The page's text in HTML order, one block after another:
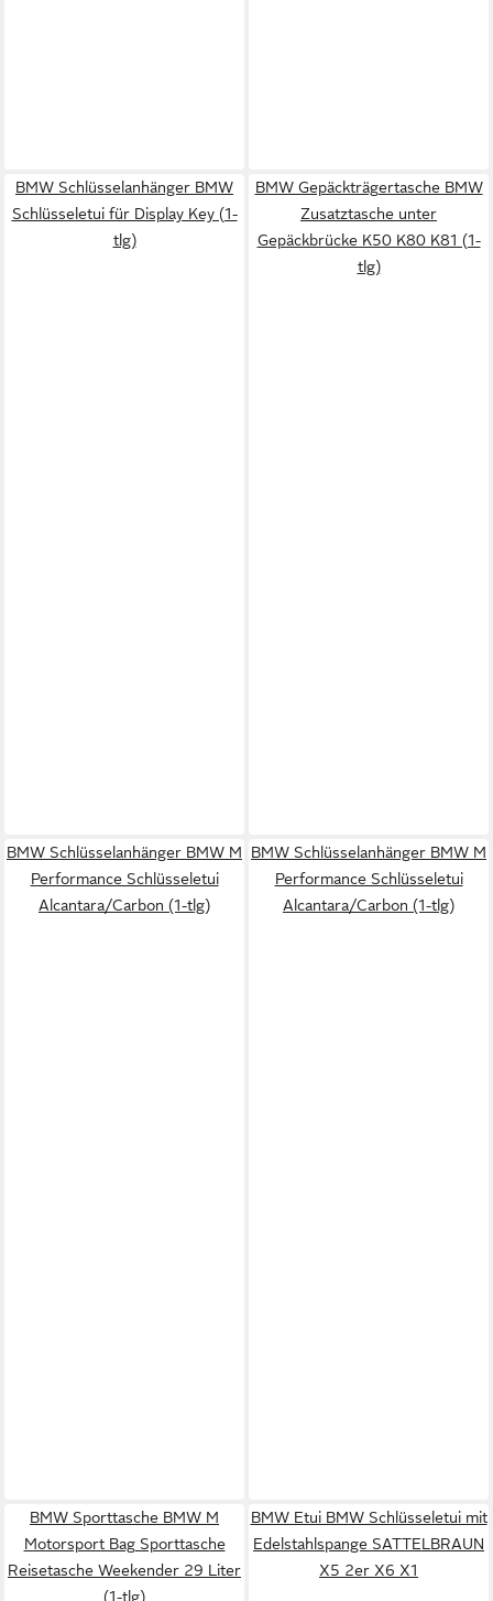
BMW Schlüsselanhänger BMW
Schlüsseletui für Display Key (1-
tlg)
BMW Gepäckträgertasche BMW
Zusatztasche unter
Gepäckbrücke K50 K80 K81 (1-
tlg)
BMW Schlüsselanhänger BMW M
Performance Schlüsseletui
Alcantara/Carbon (1-tlg)
BMW Schlüsselanhänger BMW M
Performance Schlüsseletui
Alcantara/Carbon (1-tlg)
BMW Sporttasche BMW M
Motorsport Bag Sporttasche
Reisetasche Weekender 29 Liter
(1-tlg)
BMW Etui BMW Schlüsseletui mit
Edelstahlspange SATTELBRAUN
X5 2er X6 X1